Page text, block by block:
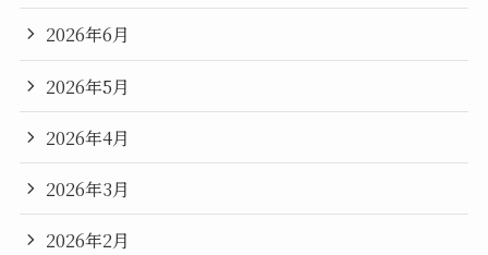
2026年6月
2026年5月
2026年4月
2026年3月
2026年2月